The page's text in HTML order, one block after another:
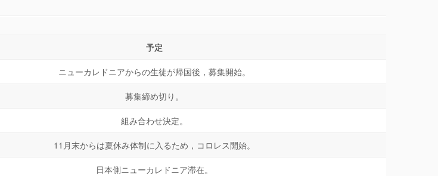
予定
ニューカレドニアからの生徒が帰国後，募集開始。
募集締め切り。
組み合わせ決定。
11月末からは夏休み体制に入るため，コロレス開始。
日本側ニューカレドニア滞在。